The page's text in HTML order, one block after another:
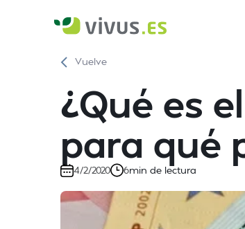
Vuelve
¿Qué es
para qué
4/2/2020 6min de lectura